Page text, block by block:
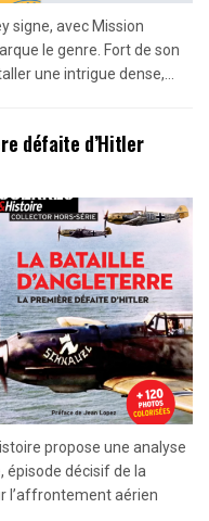
signe, avec Mission
le genre. Fort de son
une intrigue dense,...
défaite d’Hitler
propose une analyse
épisode décisif de la
l’affrontement aérien